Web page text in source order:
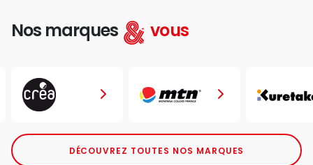
Nos marques vous
DÉCOUVREZ TOUTES NOS MARQUES